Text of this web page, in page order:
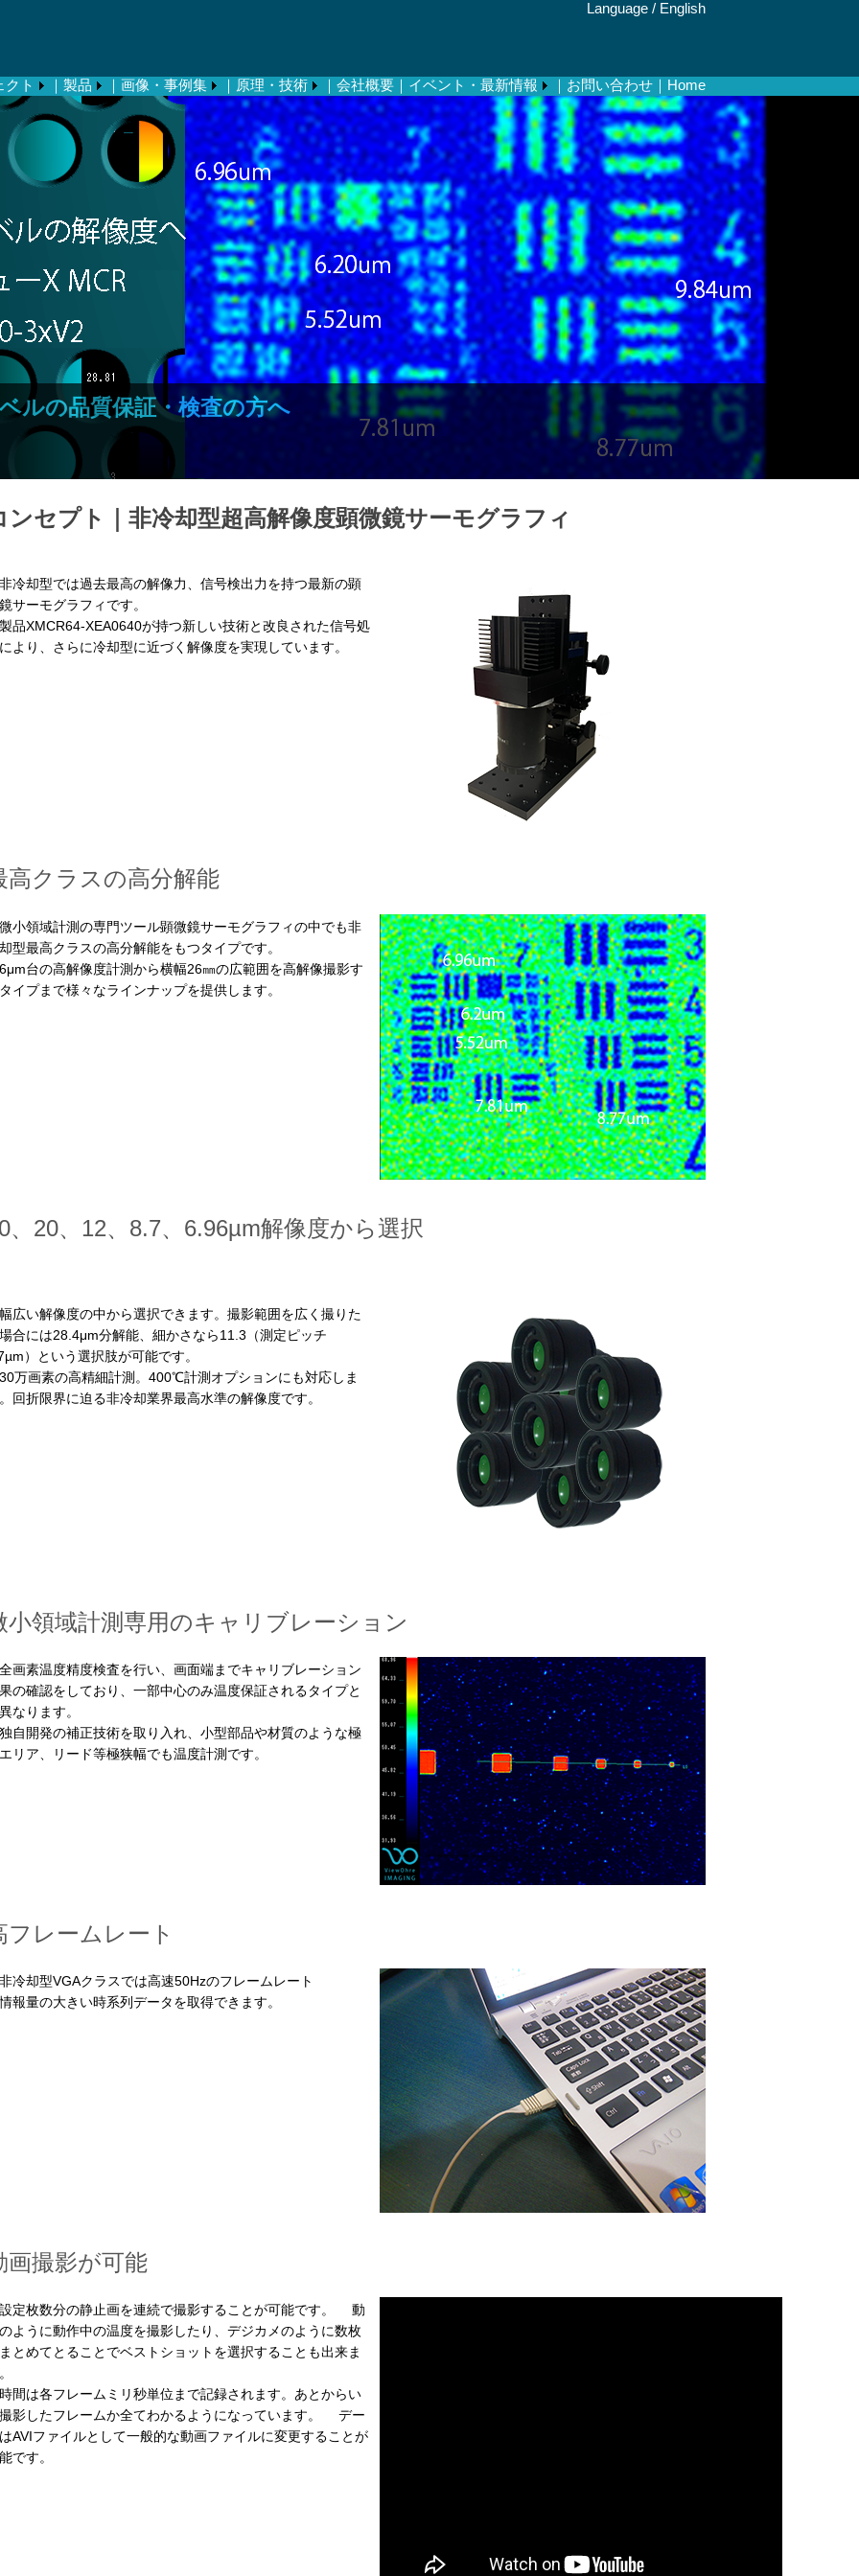
Language / English
クト ｜製品 ｜画像・事例集 ｜原理・技術 ｜会社概要 ｜イベント・最新情報 ｜お問い合わせ ｜Home
ルの品質保証・検査の方へ
ンセプト｜ 非冷却型超高解像度顕微鏡サーモグラフィ
冷却型では過去最高の解像力、信号検出力を持つ最新の顕
サーモグラフィです。
品XMCR64-XEA0640が持つ新しい技術と改良された信号処
より、さらに冷却型に近づく解像度を実現しています。
高クラスの高分解能
小領域計測の専門ツール顕微鏡サーモグラフィの中でも非
型最高クラスの高分解能をもつタイプです。
台の高解像度計測から横幅26㎜の広範囲を高解像撮影す
イプまで様々なラインナップを提供します。
、20、12、8.7、6.96µm解像度から選択
広い解像度の中から選択できます。撮影範囲を広く撮りた
合には28.4μm分解能、細かさなら11.3（測定ピッチ
）という選択肢が可能です。
万画素の高精細計測。400℃計測オプションにも対応しま
回折限界に迫る非冷却業界最高水準の解像度です。
小領域計測専用のキャリブレーション
画素温度精度検査を行い、画面端までキャリブレーション
の確認をしており、一部中心のみ温度保証されるタイプと
なります。
自開発の補正技術を取り入れ、小型部品や材質のような極
リア、リード等極狭幅でも温度計測です。
フレームレート
冷却型VGAクラスでは高速50Hzのフレームレート
報量の大きい時系列データを取得できます。
画撮影が可能
定枚数分の静止画を連続で撮影することが可能です。 動
ように動作中の温度を撮影したり、デジカメのように数枚
とめてとることでベストショットを選択することも出来ま
間は各フレームミリ秒単位まで記録されます。あとからい
影したフレームか全てわかるようになっています。 デー
AVIファイルとして一般的な動画ファイルに変更することが
です。